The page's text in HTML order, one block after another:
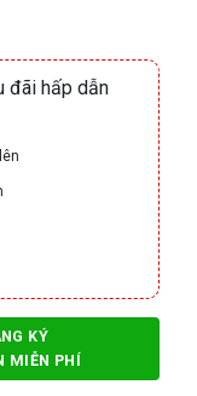
đãi hấp dẫn
KÝ
MIỄN PHÍ